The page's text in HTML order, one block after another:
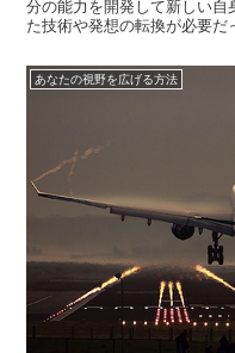
分の能力を開発して新しい自
た技術や発想の転換が必要だ
てください。そして、これ
書いていっ...
あなたの視野を広げる方法